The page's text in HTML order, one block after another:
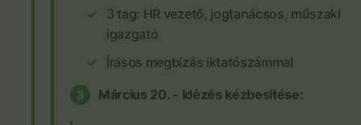
3 tag: HR vezető, jogtanácsos, műszaki
igazgató
Írásos megbízás iktatószámmal
3 Március 20. - Idézés kézbesítése: